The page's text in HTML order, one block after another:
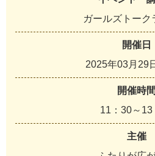
ガールズトーク
開催日
2025年03月29
開催時間
11：30～13
主催